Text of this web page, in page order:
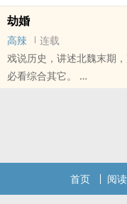
劫婚
高辣
连载
戏说历史，讲述北魏末期
必看综合其它。
首页 阅